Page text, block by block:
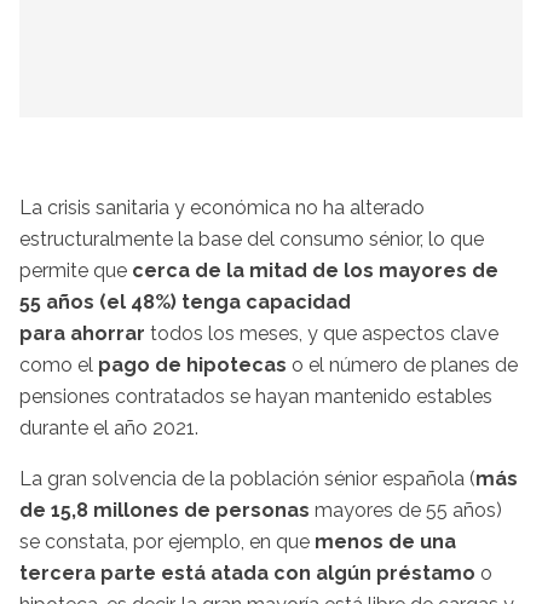
La crisis sanitaria y económica no ha alterado
estructuralmente la base del consumo sénior, lo que
permite que cerca de la mitad de los mayores de
55 años (el 48%) tenga capacidad
para ahorrar todos los meses, y que aspectos clave
como el pago de hipotecas o el número de planes de
pensiones contratados se hayan mantenido estables
durante el año 2021.
La gran solvencia de la población sénior española (más
de 15,8 millones de personas mayores de 55 años)
se constata, por ejemplo, en que menos de una
tercera parte está atada con algún préstamo o